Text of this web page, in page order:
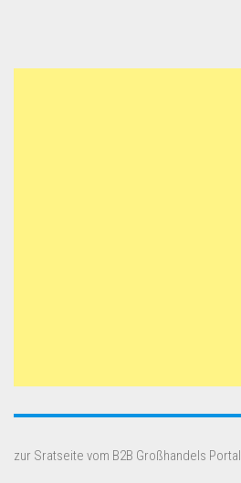
zur Sratseite vom B2B Großhandels Portal